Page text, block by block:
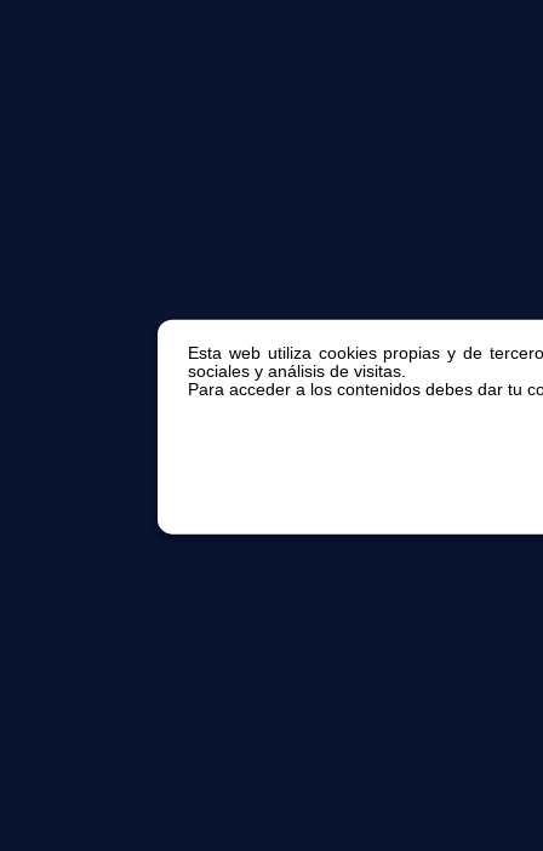
Esta web utiliza cookies propias y de
sociales y análisis de visitas.
Para acceder a los contenidos debes dar tu